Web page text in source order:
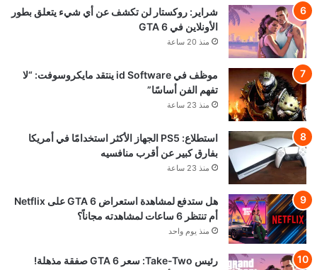
شراير: روكستار لن تكشف عن أي شيء يتعلق بطور
الأونلاين في GTA 6
منذ 20 ساعة
موظف في id Software ينتقد مايكروسوفت: “لا
تفهم الفن أساسًا”
منذ 23 ساعة
استطلاع: PS5 الجهاز الأكثر استخدامًا في أمريكا
بفارق كبير عن أقرب منافسيه
منذ 23 ساعة
هل ستدفع لمشاهدة استعراض GTA 6 على Netflix
أم تنتظر 6 ساعات لمشاهدته مجاناً؟
منذ يوم واحد
رئيس Take-Two: سعر GTA 6 صفقة مذهلة!